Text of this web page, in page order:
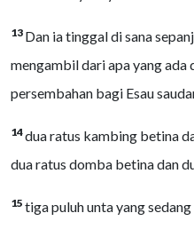
13 Dan ia tinggal di sana
mengambil dari apa yang ada
persembahan bagi Esau
14dua ratus kambing betina
dua ratus domba betina dan
15 tiga puluh unta yang